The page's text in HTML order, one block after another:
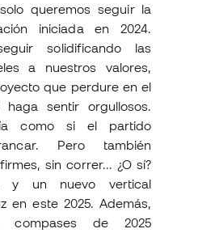
queremos seguir la
iniciada en 2024.
solidificando las
a nuestros valores,
que perdure en el
sentir orgullosos.
como si el partido
Pero también
sin correr... ¿O sí?
y un nuevo vertical
en este 2025. Además,
compases de 2025